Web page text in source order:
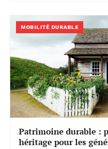
MOBILITÉ DURABLE
Patrimoine durable :
héritage pour les